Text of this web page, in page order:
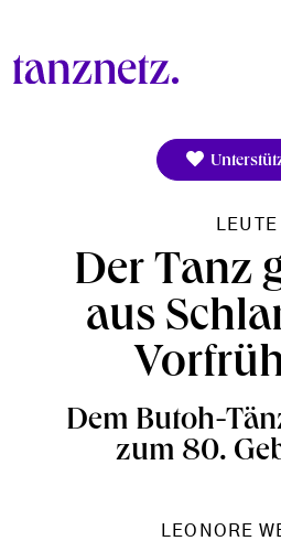
LEUTE
Der Tanz
aus
Dem Butoh-
zum 80.
LEONORE